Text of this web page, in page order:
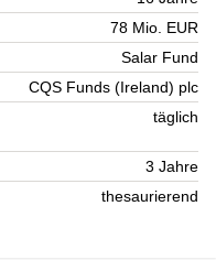
78 Mio. EUR
Salar Fund
CQS Funds (Ireland) plc
täglich
3 Jahre
thesaurierend